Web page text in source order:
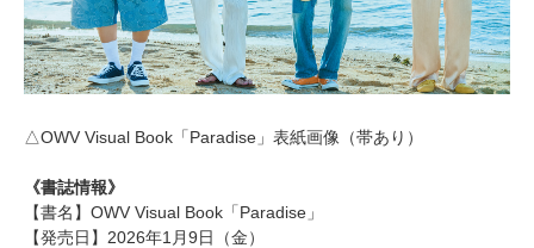
△OWV Visual Book「Paradise」表紙画像（帯あり）
《書誌情報》
【書名】OWV Visual Book「Paradise」
【発売日】2026年1月9日（金）